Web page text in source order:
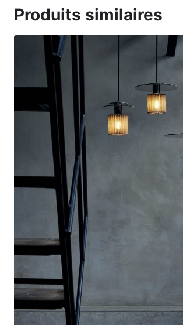
Produits similaires